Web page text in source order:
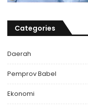
Categories
Daerah
Pemprov Babel
Ekonomi